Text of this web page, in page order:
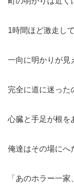
1時間ほど激走して
一向に明かりが見
完全に道に迷った
心臓と手足が根を
俺達はその場にへ
「あのホラー一